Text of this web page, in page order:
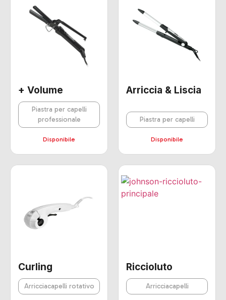
+ Volume
Piastra per capelli
professionale
Disponibile
Arriccia & Liscia
Piastra per capelli
Disponibile
Curling
Arricciacapelli rotativo
Riccioluto
Arricciacapelli